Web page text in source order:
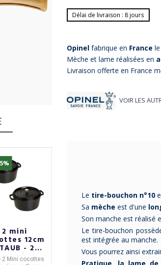
2 mini
12cm
- 2
coloris
2 Mini cocottes
2 poignées
maniques
STAUB en
silicone pour
Set de 2
Délai de livraison : 8 jours
Opinelfabrique en France le
Mèche et lame réalisées en
Livraison offerte en France
VOIR LES
Le tire-bouchon n°10
Sa mèche est d'une
Son manche est réalisé
Le tire-bouchon
est intégrée au manche.
Vous pourrez ainsi
Pratique, la lame